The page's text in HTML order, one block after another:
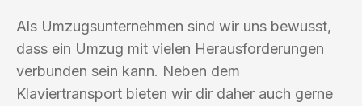
Als Umzugsunternehmen sind wir uns bewusst,
dass ein Umzug mit vielen Herausforderungen
verbunden sein kann. Neben dem
Klaviertransport bieten wir dir daher auch gerne